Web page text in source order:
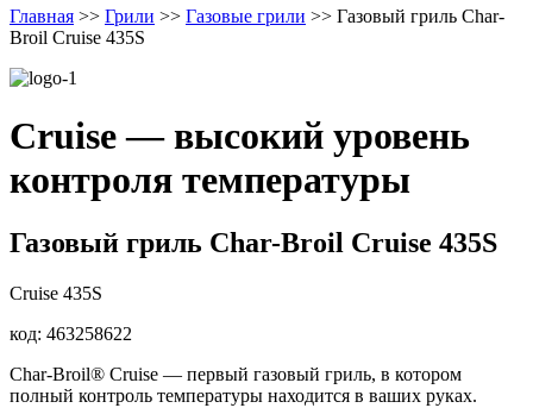
Главная >> Грили >> Газовые грили >> Газовый гриль Char-
Broil Cruise 435S
Cruise — высокий уровень
контроля температуры
Газовый гриль Char-Broil Cruise 435S
Cruise 435S
код: 463258622
Char-Broil® Cruise — первый газовый гриль, в котором
полный контроль температуры находится в ваших руках.